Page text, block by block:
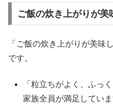
ご飯の炊き上がりが美
「ご飯の炊き上がりが美味
です。
「粒立ちがよく、ふっ
家族全員が満足していま